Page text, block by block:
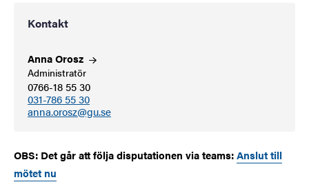
Kontakt
AnnaOrosz
Administratör
0766-18 55 30
031-786 55 30
anna.orosz@gu.se
OBS: Det går att följa disputationen via teams:Anslut till
mötet nu